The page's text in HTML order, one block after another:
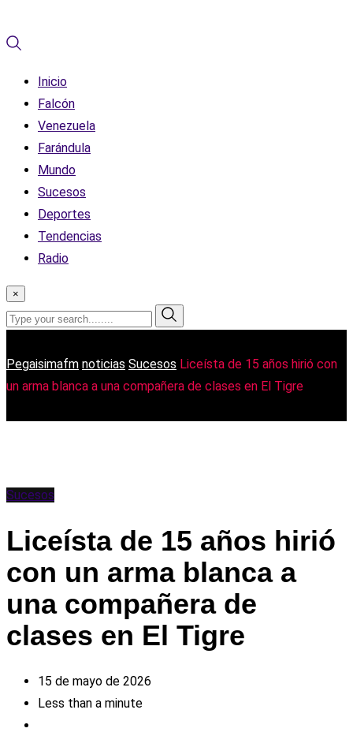
Inicio
Falcón
Venezuela
Farándula
Mundo
Sucesos
Deportes
Tendencias
Radio
×
Pegaisimafm noticias Sucesos Liceísta de 15 años hirió con
un arma blanca a una compañera de clases en El Tigre
Sucesos
Liceísta de 15 años hirió
con un arma blanca a
una compañera de
clases en El Tigre
15 de mayo de 2026
Less than a minute